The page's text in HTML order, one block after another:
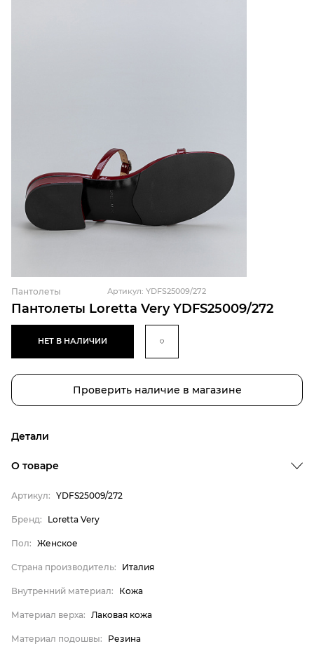
Пантолеты Loretta Very YDFS25009/272
Пантолеты Артикул: YDFS25009/272
НЕТ В НАЛИЧИИ
Проверить наличие в магазине
Детали
Бренд
Пол
Страна производитель
Внутренний материал
Материал верха
Материал подошвы
О товаре
Артикул: YDFS25009/272
Бренд: Loretta Very
Пол: Женское
Страна производитель: Италия
Внутренний материал: Кожа
Материал верха: Лаковая кожа
Материал подошвы: Резина